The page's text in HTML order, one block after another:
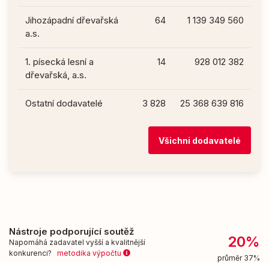
Jihozápadní dřevařská
a.s.
64 1 139 349 560
1. písecká lesní a
dřevařská, a.s.
14 928 012 382
Ostatní dodavatelé 3 828 25 368 639 816
Všichni dodavatelé
Nástroje podporující soutěž
Napomáhá zadavatel vyšší a kvalitnější
konkurenci? metodika výpočtu
20%
průměr 37%